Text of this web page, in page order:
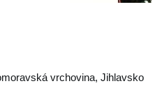
vrchovina, Jihlavsko